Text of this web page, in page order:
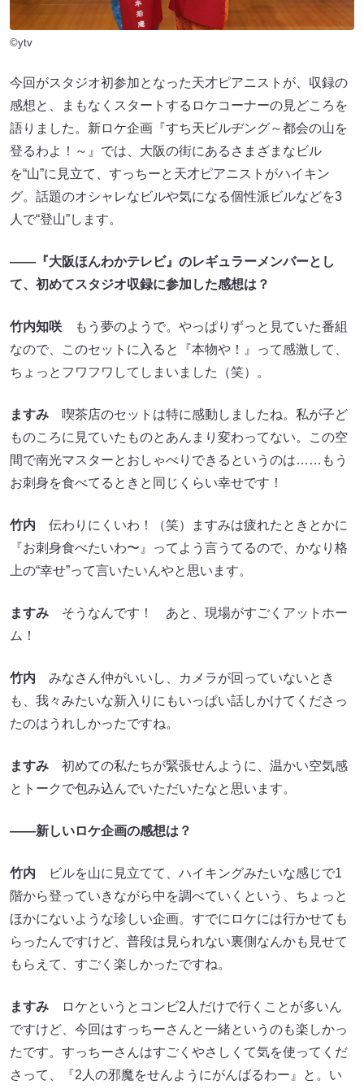
©ytv
今回がスタジオ初参加となった天才ピアニストが、収録の
感想と、まもなくスタートするロケコーナーの見どころを
語りました。新ロケ企画『すち天ビルヂング～都会の山を
登るわよ！～』では、大阪の街にあるさまざまなビル
を“山”に見立て、すっちーと天才ピアニストがハイキン
グ。話題のオシャレなビルや気になる個性派ビルなどを3
人で“登山”します。
――『大阪ほんわかテレビ』のレギュラーメンバーとし
て、初めてスタジオ収録に参加した感想は？
竹内知咲 もう夢のようで。やっぱりずっと見ていた番組
なので、このセットに入ると『本物や！』って感激して、
ちょっとフワフワしてしまいました（笑）。
ますみ 喫茶店のセットは特に感動しましたね。私が子ど
ものころに見ていたものとあんまり変わってない。この空
間で南光マスターとおしゃべりできるというのは……もう
お刺身を食べてるときと同じくらい幸せです！
竹内 伝わりにくいわ！（笑）ますみは疲れたときとかに
『お刺身食べたいわ〜』ってよう言うてるので、かなり格
上の“幸せ”って言いたいんやと思います。
ますみ そうなんです！ あと、現場がすごくアットホー
ム！
竹内 みなさん仲がいいし、カメラが回っていないとき
も、我々みたいな新入りにもいっぱい話しかけてくださっ
たのはうれしかったですね。
ますみ 初めての私たちが緊張せんように、温かい空気感
とトークで包み込んでいただいたなと思います。
――新しいロケ企画の感想は？
竹内 ビルを山に見立てて、ハイキングみたいな感じで1
階から登っていきながら中を調べていくという、ちょっと
ほかにないような珍しい企画。すでにロケには行かせても
らったんですけど、普段は見られない裏側なんかも見せて
もらえて、すごく楽しかったですね。
ますみ ロケというとコンビ2人だけで行くことが多いん
ですけど、今回はすっちーさんと一緒というのも楽しかっ
たです。すっちーさんはすごくやさしくて気を使ってくだ
さって、『2人の邪魔をせんようにがんばるわー』と。い